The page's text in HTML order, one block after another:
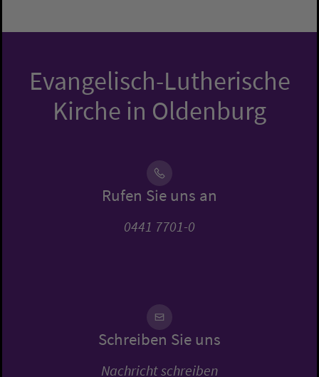
Evangelisch-Lutherische
Kirche in Oldenburg
Rufen Sie uns an
0441 7701-0
Schreiben Sie uns
Nachricht schreiben